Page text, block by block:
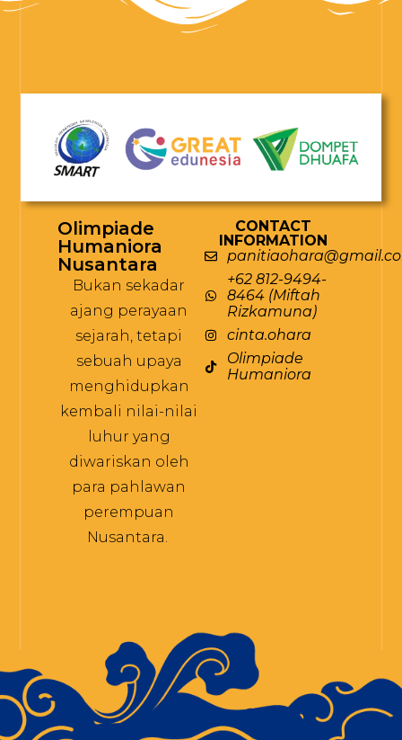
Olimpiade
Humaniora
Nusantara
Bukan sekadar
ajang perayaan
sejarah, tetapi
sebuah upaya
menghidupkan
kembali nilai-nilai
luhur yang
diwariskan oleh
para pahlawan
perempuan
Nusantara.
CONTACT
INFORMATION
+62 812-9494-
8464 (Miftah
Rizkamuna)
cinta.ohara
Olimpiade
Humaniora